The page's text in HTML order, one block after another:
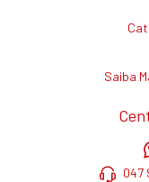
Saiba
047